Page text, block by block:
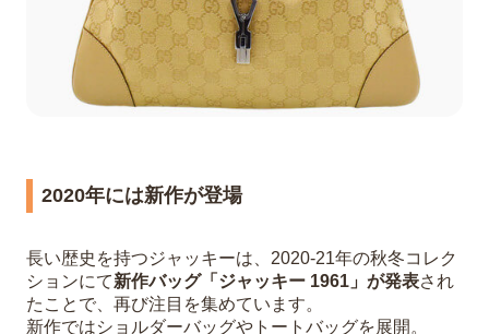
2020年には新作が登場
長い歴史を持つジャッキーは、2020-21年の秋冬コレク
ションにて新作バッグ「ジャッキー 1961」が発表され
たことで、再び注目を集めています。
新作ではショルダーバッグやトートバッグを展開。